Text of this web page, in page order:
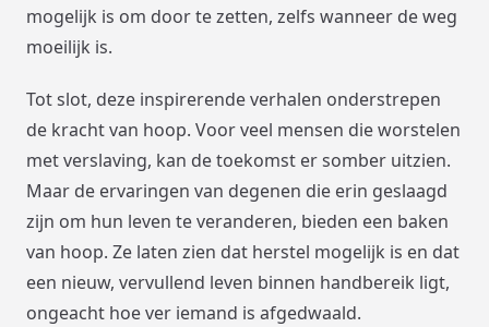
mogelijk is om door te zetten, zelfs wanneer de weg
moeilijk is.
Tot slot, deze inspirerende verhalen onderstrepen
de kracht van hoop. Voor veel mensen die worstelen
met verslaving, kan de toekomst er somber uitzien.
Maar de ervaringen van degenen die erin geslaagd
zijn om hun leven te veranderen, bieden een baken
van hoop. Ze laten zien dat herstel mogelijk is en dat
een nieuw, vervullend leven binnen handbereik ligt,
ongeacht hoe ver iemand is afgedwaald.